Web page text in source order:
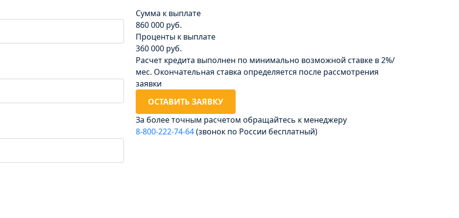
Сумма к выплате
860 000 руб.
Проценты к выплате
360 000 руб.
Расчет кредита выполнен по минимально возможной ставке в 2%/
мес. Окончательная ставка определяется после рассмотрения
заявки
ОСТАВИТЬ ЗАЯВКУ
За более точным расчетом обращайтесь к менеджеру
8‑800‑222‑74‑64(звонок по России бесплатный)